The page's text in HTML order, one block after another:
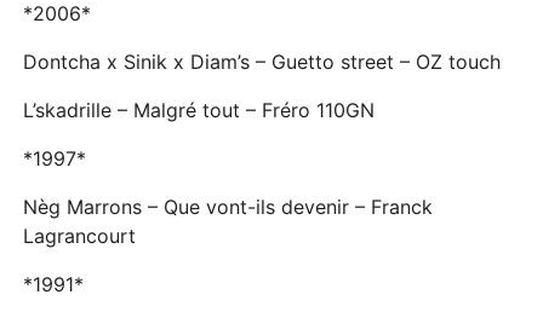
*2006*
Dontcha x Sinik x Diam’s – Guetto street – OZ touch
L’skadrille – Malgré tout – Fréro 110GN
*1997*
Nèg Marrons – Que vont-ils devenir – Franck
Lagrancourt
*1991*